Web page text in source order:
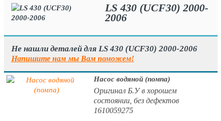
LS 430 (UCF30) 2000-
2006
Не нашли деталей для LS 430 (UCF30) 2000-2006
Напишите нам мы Вам поможем!
Насос водяной (помпа)
Оригинал Б.У в хорошем
состоянии, без дефектов
1610059275